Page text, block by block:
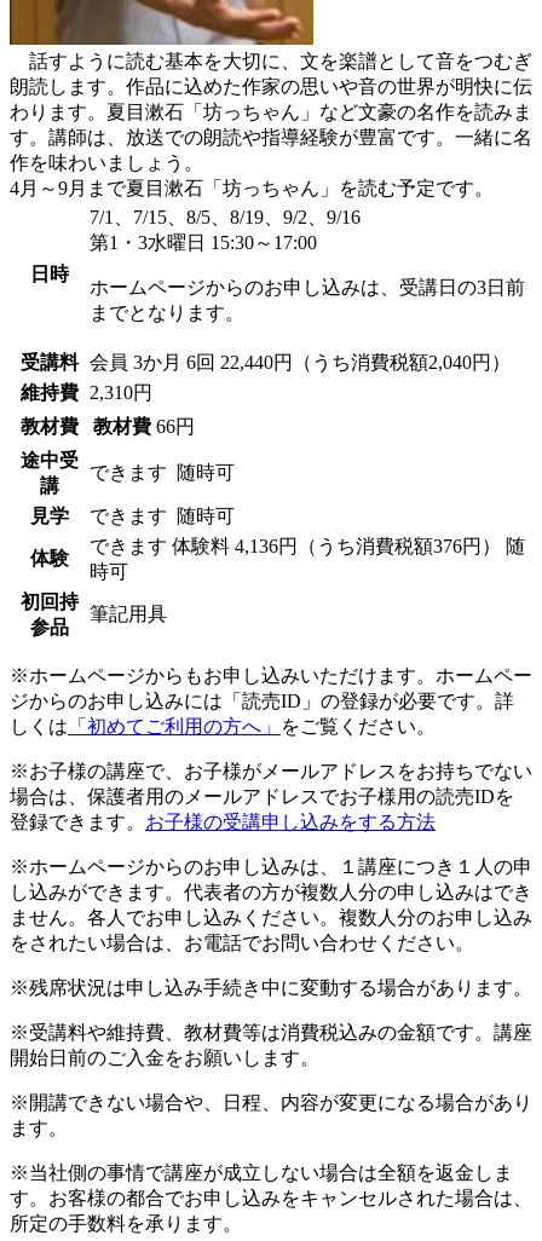
話すように読む基本を大切に、文を楽譜として音をつむぎ
朗読します。作品に込めた作家の思いや音の世界が明快に伝
わります。夏目漱石「坊っちゃん」など文豪の名作を読みま
す。講師は、放送での朗読や指導経験が豊富です。一緒に名
作を味わいましょう。
4月～9月まで夏目漱石「坊っちゃん」を読む予定です。
日時
7/1、7/15、8/5、8/19、9/2、9/16
第1・3水曜日 15:30～17:00
ホームページからのお申し込みは、受講日の3日前
までとなります。
受講料 会員 3か月 6回 22,440円（うち消費税額2,040円）
維持費
2,310円
教材費
教材費 66円
途中受
講
できます 随時可
見学 できます 随時可
体験
できます 体験料 4,136円（うち消費税額376円）
随
時可
初回持
参品
筆記用具
※ホームページからもお申し込みいただけます。ホームペー
ジからのお申し込みには「読売ID」の登録が必要です。詳
しくは 「初めてご利用の方へ」 をご覧ください。
※お子様の講座で、お子様がメールアドレスをお持ちでない
場合は、保護者用のメールアドレスでお子様用の読売IDを
登録できます。 お子様の受講申し込みをする方法
※ホームページからのお申し込みは、１講座につき１人の申
し込みができます。代表者の方が複数人分の申し込みはでき
ません。各人でお申し込みください。複数人分のお申し込み
をされたい場合は、お電話でお問い合わせください。
※残席状況は申し込み手続き中に変動する場合があります。
※受講料や維持費、教材費等は消費税込みの金額です。講座
開始日前のご入金をお願いします。
※開講できない場合や、日程、内容が変更になる場合があり
ます。
※当社側の事情で講座が成立しない場合は全額を返金しま
す。お客様の都合でお申し込みをキャンセルされた場合は、
所定の手数料を承ります。